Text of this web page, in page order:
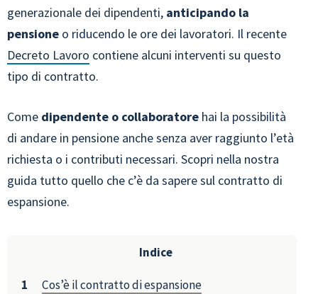
generazionale dei dipendenti, anticipando la
pensione o riducendo le ore dei lavoratori. Il recente
Decreto Lavoro contiene alcuni interventi su questo
tipo di contratto.
Come dipendente o collaboratore hai la possibilità
di andare in pensione anche senza aver raggiunto l’età
richiesta o i contributi necessari. Scopri nella nostra
guida tutto quello che c’è da sapere sul contratto di
espansione.
Indice
Cos’è il contratto di espansione